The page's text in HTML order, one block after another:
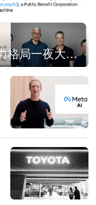
谷歌AI权力格局一夜大洗牌